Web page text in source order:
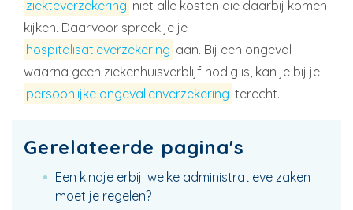
ziekteverzekering niet alle kosten die daarbij komen
kijken. Daarvoor spreek je je
hospitalisatieverzekering aan. Bij een ongeval
waarna geen ziekenhuisverblijf nodig is, kan je bij je
persoonlijke ongevallenverzekering terecht.
Gerelateerde pagina's
Een kindje erbij: welke administratieve zaken
moet je regelen?